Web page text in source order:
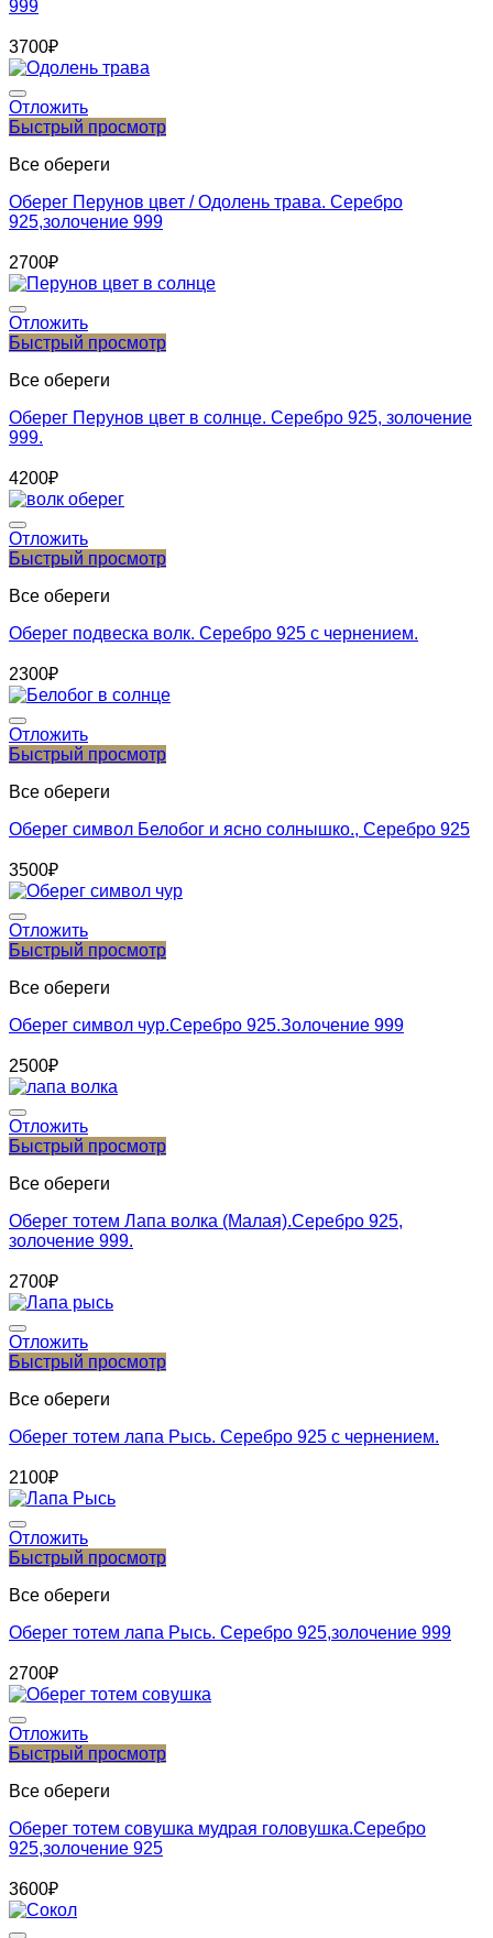
999
3700₽
Отложить
Быстрый просмотр
Все обереги
Оберег Перунов цвет / Одолень трава. Серебро
925,золочение 999
2700₽
Отложить
Быстрый просмотр
Все обереги
Оберег Перунов цвет в солнце. Серебро 925, золочение
999.
4200₽
Отложить
Быстрый просмотр
Все обереги
Оберег подвеска волк. Серебро 925 с чернением.
2300₽
Отложить
Быстрый просмотр
Все обереги
Оберег символ Белобог и ясно солнышко., Серебро 925
3500₽
Отложить
Быстрый просмотр
Все обереги
Оберег символ чур.Серебро 925.Золочение 999
2500₽
Отложить
Быстрый просмотр
Все обереги
Оберег тотем Лапа волка (Малая).Серебро 925,
золочение 999.
2700₽
Отложить
Быстрый просмотр
Все обереги
Оберег тотем лапа Рысь. Серебро 925 с чернением.
2100₽
Отложить
Быстрый просмотр
Все обереги
Оберег тотем лапа Рысь. Серебро 925,золочение 999
2700₽
Отложить
Быстрый просмотр
Все обереги
Оберег тотем совушка мудрая головушка.Серебро
925,золочение 925
3600₽